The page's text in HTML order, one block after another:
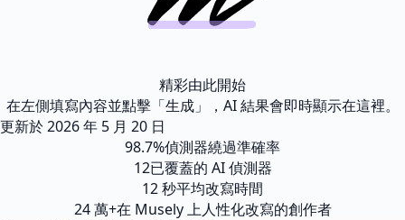
精彩由此開始
在左側填寫內容並點擊「生成」，AI 結果會即時顯示在這裡。
更新於2026 年 5 月 20 日
98.7%偵測器繞過準確率
12已覆蓋的 AI 偵測器
12 秒平均改寫時間
24 萬+在 Musely 上人性化改寫的創作者